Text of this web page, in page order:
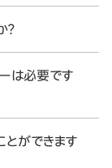
？
は必要です
とができます